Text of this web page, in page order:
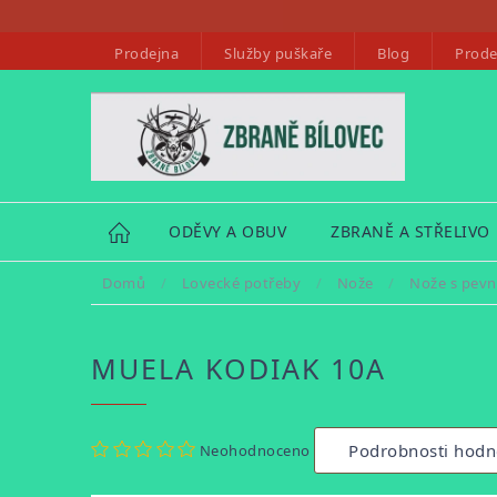
Prodejna Služby puškaře Blog
HOME ODĚVY A OBUV ZBRANĚ A STŘELIVO
Domů / Lovecké potřeby / Nože / Nože s
MUELA KODIAK 10A
hodnocení
Neohodnoceno Podrobnosti